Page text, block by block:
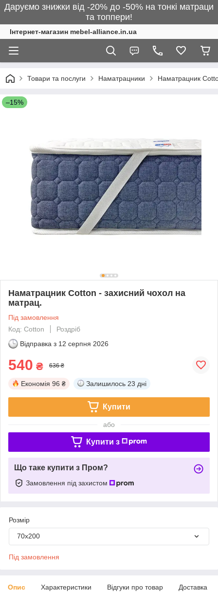
Даруємо знижки від -20% до -50% на тонкі матраци
та топпери!
Інтернет-магазин mebel-alliance.in.ua
Товари та послуги Наматрацники Наматрацник
–15%
Наматрацник Cotton - захисний чохол на
матрац.
Під замовлення
Код: Cotton
Роздріб
Відправка з 12 серпня 2026
540 ₴ 636 ₴
Економія 96 ₴ Залишилось 23 дні
Купити
або
Купити з
Що таке купити з Пром?
Замовлення під захистом
Розмір
70x200
Під замовлення
Опис Характеристики Відгуки про товар Доставка